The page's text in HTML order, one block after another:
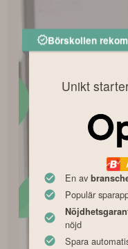
Börskollen
Unikt
En av
Populär
nöjd
Spara